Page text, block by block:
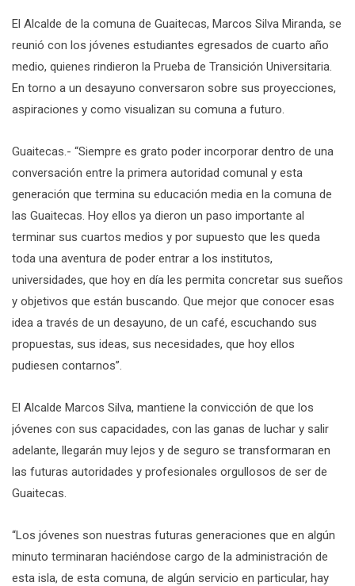
El Alcalde de la comuna de Guaitecas, Marcos Silva Miranda, se
reunió con los jóvenes estudiantes egresados de cuarto año
medio, quienes rindieron la Prueba de Transición Universitaria.
En torno a un desayuno conversaron sobre sus proyecciones,
aspiraciones y como visualizan su comuna a futuro.
Guaitecas.- “Siempre es grato poder incorporar dentro de una
conversación entre la primera autoridad comunal y esta
generación que termina su educación media en la comuna de
las Guaitecas. Hoy ellos ya dieron un paso importante al
terminar sus cuartos medios y por supuesto que les queda
toda una aventura de poder entrar a los institutos,
universidades, que hoy en día les permita concretar sus sueños
y objetivos que están buscando. Que mejor que conocer esas
idea a través de un desayuno, de un café, escuchando sus
propuestas, sus ideas, sus necesidades, que hoy ellos
pudiesen contarnos”.
El Alcalde Marcos Silva, mantiene la convicción de que los
jóvenes con sus capacidades, con las ganas de luchar y salir
adelante, llegarán muy lejos y de seguro se transformaran en
las futuras autoridades y profesionales orgullosos de ser de
Guaitecas.
“Los jóvenes son nuestras futuras generaciones que en algún
minuto terminaran haciéndose cargo de la administración de
esta isla, de esta comuna, de algún servicio en particular, hay